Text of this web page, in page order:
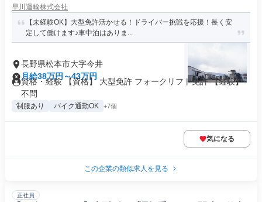
早川運輸株式会社
【未経験OK】大型免許活かせる！ドライバー挑戦を応援！長く安
定して働けます♪車中泊はありま...
長野県松本市大字今井
月給38万円～43万円
資格・経験 【資格】 大型免許 フォークリフト免許 【経験】
不問
制服あり バイク通勤OK +7個
気になる
この企業の類似求人を見る
正社員